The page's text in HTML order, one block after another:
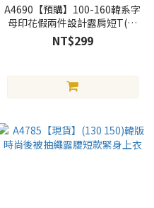
A4690【預購】100-160韓系字
母印花假兩件設計露肩短T(三
色)
NT$299